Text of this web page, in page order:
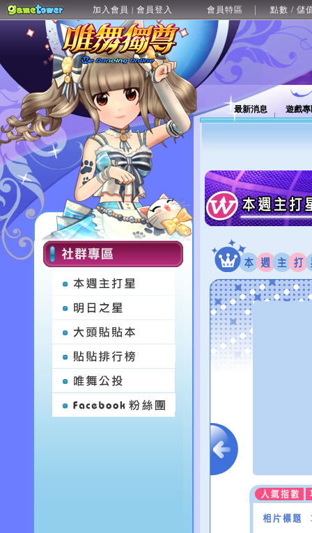
加入會員 | 會員登入 會員特區 點數 / 儲
最新消息 遊戲